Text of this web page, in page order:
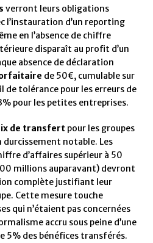
verront leurs obligations
l’instauration d’un reporting
en l’absence de chiffre
disparaît au profit d’un
absence de déclaration
de 50€, cumulable sur
de tolérance pour les erreurs de
pour les petites entreprises.
de transfert pour les groupes
notable. Les
d’affaires supérieur à 50
millions auparavant) devront
complète justifiant leur
Cette mesure touche
qui n’étaient pas concernées
accru sous peine d’une
5% des bénéfices transférés.